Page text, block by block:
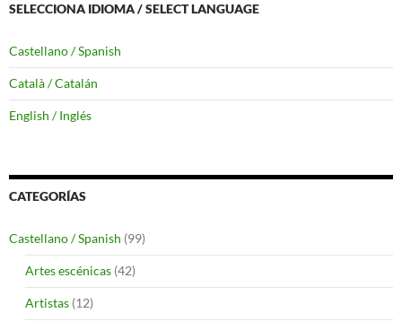
SELECCIONA IDIOMA / SELECT LANGUAGE
Castellano / Spanish
Català / Catalán
English / Inglés
CATEGORÍAS
Castellano / Spanish (99)
Artes escénicas (42)
Artistas (12)